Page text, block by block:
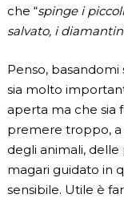
che “spinge i
salvato, i
Penso,
sia molto
aperta ma che sia
premere troppo, a
degli animali,
magari guidato in
sensibile. Utile è